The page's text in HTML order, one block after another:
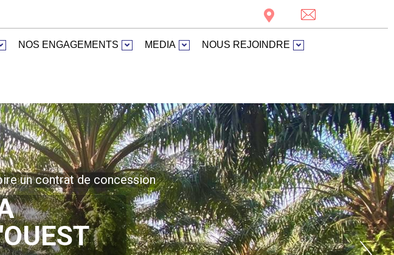
NOS ENGAGEMENTS MEDIA NOUS REJOINDRE
un contrat de concession